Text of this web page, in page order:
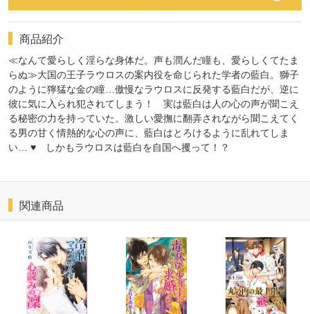
商品紹介
≪なんて愛らしく淫らな身体だ。声も潤んだ瞳も、愛らしくてたま
らぬ≫大国の王子ラウロスの案内役を命じられた学者の藍白。獅子
のように獰猛な金の瞳…傲慢なラウロスに反発する藍白だが、逆に
彼に気に入られ犯されてしまう！ 実は藍白は人の心の声が聞こえ
る秘密の力を持っていた。激しい愛撫に翻弄されながら聞こえてく
る男の甘く情熱的な心の声に、藍白はとろけるように乱れてしま
い… ♥ しかもラウロスは藍白を自国へ攫って！？
関連商品